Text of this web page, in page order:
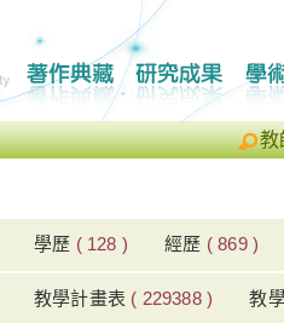
教
學歷 ( 128 ) 經歷 ( 869 )
教學計畫表 ( 229388 ) 教